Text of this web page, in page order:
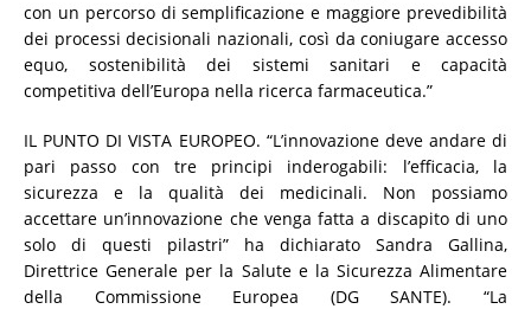
con un percorso di semplificazione e maggiore prevedibilità
dei processi decisionali nazionali, così da coniugare accesso
equo, sostenibilità dei sistemi sanitari e capacità
competitiva dell’Europa nella ricerca farmaceutica.”
IL PUNTO DI VISTA EUROPEO. “L’innovazione deve andare di
pari passo con tre principi inderogabili: l’efficacia, la
sicurezza e la qualità dei medicinali. Non possiamo
accettare un’innovazione che venga fatta a discapito di uno
solo di questi pilastri” ha dichiarato Sandra Gallina,
Direttrice Generale per la Salute e la Sicurezza Alimentare
della Commissione Europea (DG SANTE). “La